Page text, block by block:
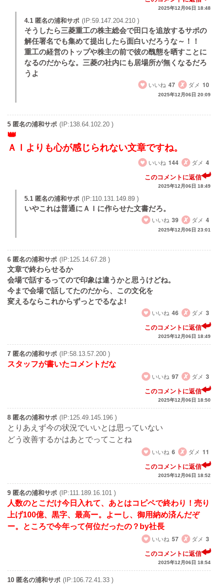
2025年12月06日 18:48
4.1 匿名の浦和サポ (IP:59.147.204.210 )
そうしたら三菱重工の株主総会で田口を追放するサポの
解任署名でも集めて提出したら面白いだろうな～！！
重工の経営のトップや株主の前で彼の醜態を晒すことに
なるのだからな。三菱の社内にも居場所が無くなるだろ
うよ
いいね 47 ダメ 10
2025年12月06日 20:09
5 匿名の浦和サポ (IP:138.64.102.20 )
ＡＩよりも心が感じられない文章ですね。
いいね 144 ダメ 4
このコメントに返信
2025年12月06日 18:49
5.1 匿名の浦和サポ (IP:110.131.149.89 )
いやこれは普通にＡＩに作らせた文書だろ。
いいね 39 ダメ 4
2025年12月06日 23:01
6 匿名の浦和サポ (IP:125.14.67.28 )
文章で終わらせるか
会場で話するってので印象は違うかと思うけどね。
今まで会場で話してたのだから、この文化を
変えるならこれからずっとでるなよ!
いいね 46 ダメ 3
このコメントに返信
2025年12月06日 18:49
7 匿名の浦和サポ (IP:58.13.57.200 )
スタッフが書いたコメントだな
いいね 97 ダメ 3
このコメントに返信
2025年12月06日 18:50
8 匿名の浦和サポ (IP:125.49.145.196 )
とりあえず今の状況でいいとは思っていない
どう改善するかはあとでってことね
いいね 6 ダメ 11
このコメントに返信
2025年12月06日 18:52
9 匿名の浦和サポ (IP:111.189.16.101 )
人数のとこだけ今日入れて、あとはコピペで終わり！売り
上げ100億、黒字、最高ー。よーし、御用納め済んだぞ
ー。ところで今年って何位だったの？by社長
いいね 57 ダメ 3
このコメントに返信
2025年12月06日 18:54
10 匿名の浦和サポ (IP:106.72.41.33 )